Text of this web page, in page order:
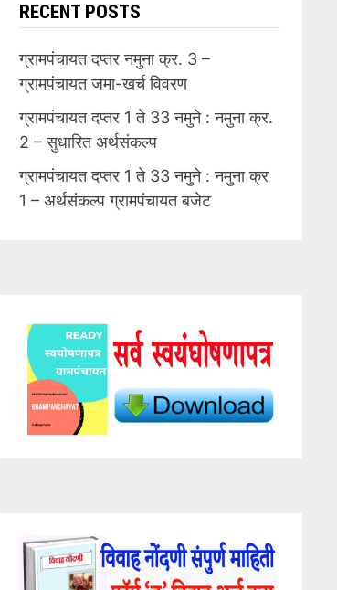
RECENT POSTS
ग्रामपंचायत दप्तर नमुना क्र. 3 –
ग्रामपंचायत जमा-खर्च विवरण
ग्रामपंचायत दप्तर 1 ते 33 नमुने : नमुना क्र.
2 – सुधारित अर्थसंकल्प
ग्रामपंचायत दप्तर 1 ते 33 नमुने : नमुना क्र
1 – अर्थसंकल्प ग्रामपंचायत बजेट